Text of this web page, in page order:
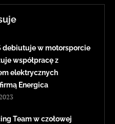
debiutuje w motorsporcie
współpracę z
elektrycznych
Energica
Team w czołowej